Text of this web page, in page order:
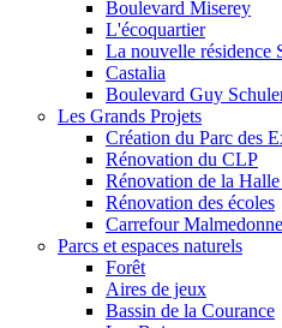
Boulevard Miserey
L'écoquartier
La nouvelle résidence
Castalia
Boulevard Guy
Les Grands Projets
Création du Parc des
Rénovation du CLP
Rénovation de la
Rénovation des écoles
Carrefour Malmedonne
Parcs et espaces naturels
Forêt
Aires de jeux
Bassin de la Courance